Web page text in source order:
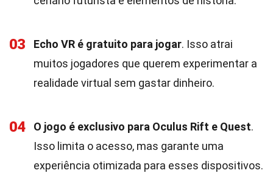
03 Echo VR é gratuito para jogar. Isso atrai
muitos jogadores que querem experimentar a
realidade virtual sem gastar dinheiro.
04 O jogo é exclusivo para Oculus Rift e Quest.
Isso limita o acesso, mas garante uma
experiência otimizada para esses dispositivos.